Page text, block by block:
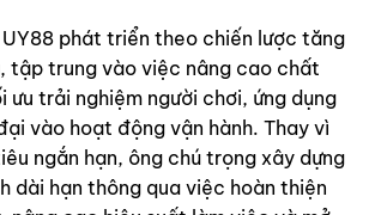
UY88 phát triển theo chiến lược tăng
tập trung vào việc nâng cao chất
ưu trải nghiệm người chơi, ứng dụng
vào hoạt động vận hành. Thay vì
ngắn hạn, ông chú trọng xây dựng
dài hạn thông qua việc hoàn thiện